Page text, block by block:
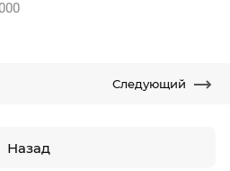
Следующий
Назад